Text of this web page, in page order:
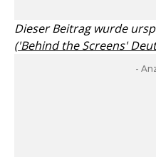
Dieser Beitrag wurde
('Behind the Screens'
-